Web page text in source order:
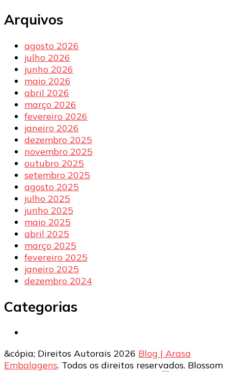
Arquivos
agosto 2026
julho 2026
junho 2026
maio 2026
abril 2026
março 2026
fevereiro 2026
janeiro 2026
dezembro 2025
novembro 2025
outubro 2025
setembro 2025
agosto 2025
julho 2025
junho 2025
maio 2025
abril 2025
março 2025
fevereiro 2025
janeiro 2025
dezembro 2024
Categorias
&cópia; Direitos Autorais 2026 Blog | Arasa
Embalagens. Todos os direitos reservados. Blossom